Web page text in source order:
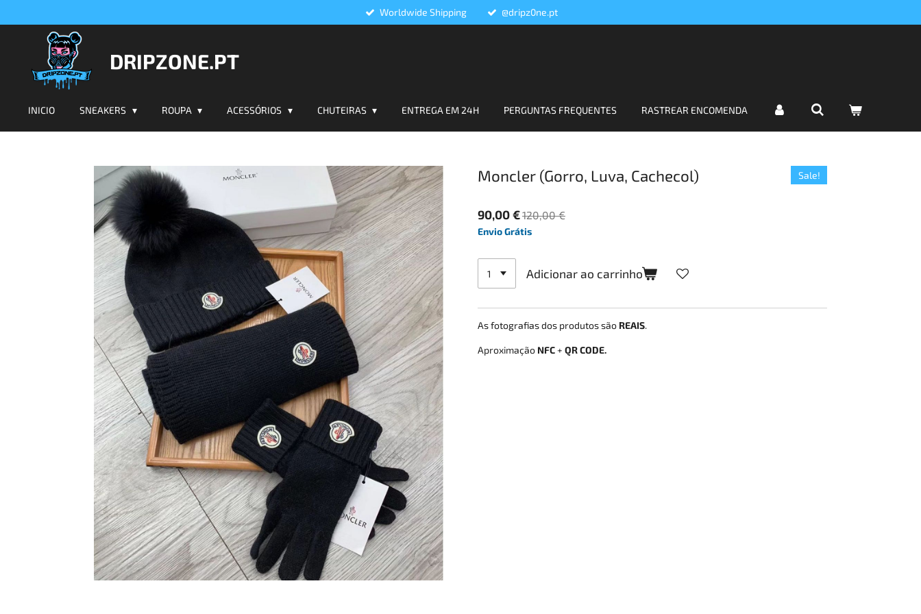
conteúdo
principal
Worldwide Shipping @dripz0ne.pt
DRIPZONE.PT
INICIO SNEAKERS ROUPA ACESSÓRIOS CHUTEIRAS ENTREGA EM 24H PERGUNTAS FREQUENTES RASTREAR ENCOMENDA
Moncler (Gorro, Luva, Cachecol) Sale!
90,00 €120,00 €
Envio Grátis
Adicionar ao carrinho
As fotografias dos produtos são REAIS.
Aproximação NFC+ QR CODE.